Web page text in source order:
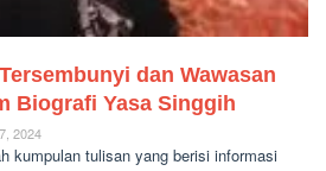
dan Wawasan
Biografi Yasa Singgih
2024
kumpulan tulisan yang berisi informasi